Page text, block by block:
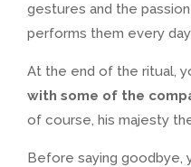
gestures and the
performs them every
At the end of the ritual,
with some of the
of course, his majesty
Before saying goodbye,